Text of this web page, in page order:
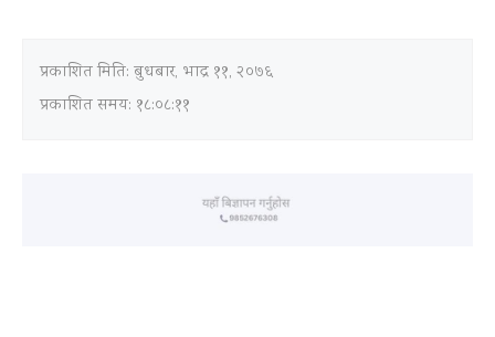
प्रकाशित मिति: बुधबार, भाद्र ११, २०७६
प्रकाशित समय: १८:०८:११